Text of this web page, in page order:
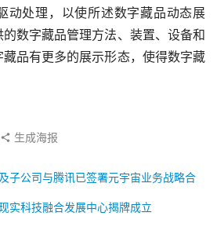
动处理，以使所述数字藏品动态展
数字藏品管理方法、装置、设备和
品有更多的展示形态，使得数字藏
生成海报
子公司与腾讯已签署元宇宙业务战略合
实科技融合发展中心揭牌成立